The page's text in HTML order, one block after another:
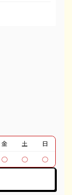
¥12,100
¥30,100
金 土
日
○ ○ ○